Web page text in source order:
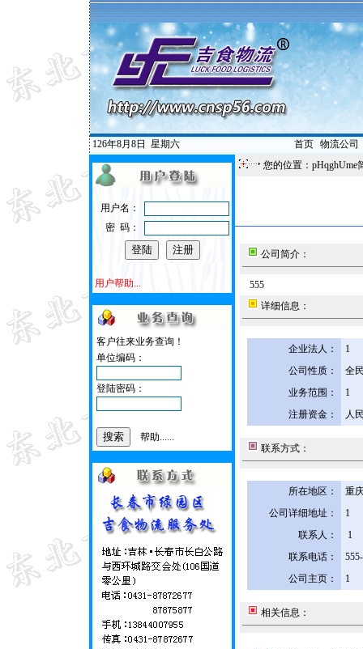
126年8月8日 星期六 首页| 物流公司
用户名：
密 码：
用户帮助...
客户往来业务查询！
单位编码：
登陆密码：
帮助......
您的位置：pHqghUme
公司简介：
555
详细信息：
企业法人：
1
公司性质：
全
业务范围：
1
注册资金：
人
联系方式：
所在地区：
重
公司详细地址：
1
联系人：
1
联系电话：
公司主页：
1
相关信息：